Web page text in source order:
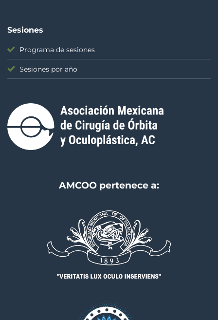
Sesiones
Programa de sesiones
Sesiones por año
AMCOO pertenece a: